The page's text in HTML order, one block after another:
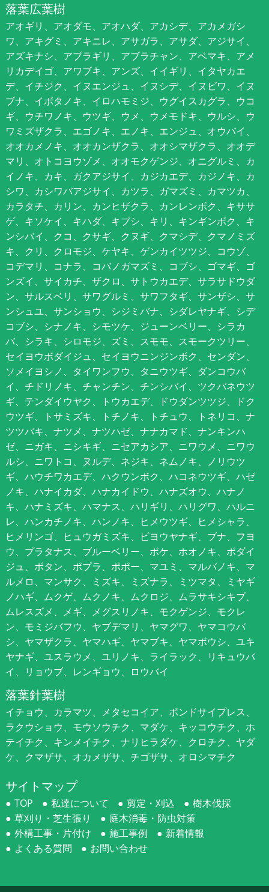
落葉広葉樹
アオギリ、アオダモ、アオハダ、アカシデ、アカメガシ
ワ、アキグミ、アキニレ、アサガラ、アサダ、アジサイ、
アズキナシ、アブラギリ、アブラチャン、アベマキ、アメ
リカデイゴ、アワブキ、アンズ、イイギリ、イタヤカエ
デ、イチジク、イヌエンジュ、イヌシデ、イヌビワ、イヌ
ブナ、イボタノキ、イロハモミジ、ウグイスカグラ、ウコ
ギ、ウチワノキ、ウツギ、ウメ、ウメモドキ、ウルシ、ウ
ワミズザクラ、エゴノキ、エノキ、エンジュ、オウバイ、
オオカメノキ、オオカンザクラ、オオシマザクラ、オオデ
マリ、オトコヨウゾメ、オオモクゲンジ、オニグルミ、カ
イノキ、カキ、ガクアジサイ、カジカエデ、カジノキ、カ
シワ、カシワバアジサイ、カツラ、ガマズミ、カマツカ、
カラタチ、カリン、カンヒザクラ、カンレンボク、キササ
ゲ、キソケイ、キハダ、キブシ、キリ、キンギンボク、キ
ンシバイ、クコ、クサギ、クヌギ、クマシデ、クマノミズ
キ、クリ、クロモジ、ケヤキ、ゲンカイツツジ、コウゾ、
コデマリ、コナラ、コバノガマズミ、コブシ、ゴマギ、ゴ
ンズイ、サイカチ、ザクロ、サトウカエデ、サラサドウダ
ン、サルスベリ、サワグルミ、サワフタギ、サンザシ、サ
ンシュユ、サンショウ、シジミバナ、シダレヤナギ、シデ
コブシ、シナノキ、シモツケ、ジューンベリー、シラカ
バ、シラキ、シロモジ、ズミ、スモモ、スモークツリー、
セイヨウボダイジュ、セイヨウニンジンボク、センダン、
ソメイヨシノ、タイワンフウ、タニウツギ、ダンコウバ
イ、チドリノキ、チャンチン、チンシバイ、ツクバネウツ
ギ、テンダイウヤク、トウカエデ、ドウダンツツジ、ドク
ウツギ、トサミズキ、トチノキ、トチュウ、トネリコ、ナ
ツツバキ、ナツメ、ナツハゼ、ナナカマド、ナンキンハ
ゼ、ニガキ、ニシキギ、ニセアカシア、ニワウメ、ニワウ
ルシ、ニワトコ、ヌルデ、ネジキ、ネムノキ、ノリウツ
ギ、ハウチワカエデ、ハクウンボク、ハコネウツギ、ハゼ
ノキ、ハナイカダ、ハナカイドウ、ハナズオウ、ハナノ
キ、ハナミズキ、ハマナス、ハリギリ、ハリグワ、ハルニ
レ、ハンカチノキ、ハンノキ、ヒメウツギ、ヒメシャラ、
ヒメリンゴ、ヒュウガミズキ、ビヨウヤナギ、ブナ、フヨ
ウ、プラタナス、ブルーベリー、ボケ、ホオノキ、ボダイ
ジュ、ボタン、ポプラ、ポポー、マユミ、マルバノキ、マ
ルメロ、マンサク、ミズキ、ミズナラ、ミツマタ、ミヤギ
ノハギ、ムクゲ、ムクノキ、ムクロジ、ムラサキシキブ、
ムレスズメ、メギ、メグスリノキ、モクゲンジ、モクレ
ン、モミジバフウ、ヤブデマリ、ヤマグワ、ヤマコウバ
シ、ヤマザクラ、ヤマハギ、ヤマブキ、ヤマボウシ、ユキ
ヤナギ、ユスラウメ、ユリノキ、ライラック、リキュウバ
イ、リョウブ、レンギョウ、ロウバイ
落葉針葉樹
イチョウ、カラマツ、メタセコイア、ポンドサイプレス、
ラクウショウ、モウソウチク、マダケ、キッコウチク、ホ
テイチク、キンメイチク、ナリヒラダケ、クロチク、ヤダ
ケ、クマザサ、オカメザサ、チゴザサ、オロシマチク
サイトマップ
TOP 私達について 剪定・刈込
樹木伐採
草刈り・芝生張り
庭木消毒・防虫対策
外構工事・片付け
施工事例
新着情報
よくある質問
お問い合わせ